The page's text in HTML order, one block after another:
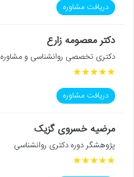
دریافت مشاوره
دکتر معصومه زارع
دکتری تخصصی روانشناسی و مشاوره
★
★
★
★
★
دریافت مشاوره
مرضیه خسروی گزیک
پژوهشگر دوره دکتری روانشناسی
★
★
★
★
★